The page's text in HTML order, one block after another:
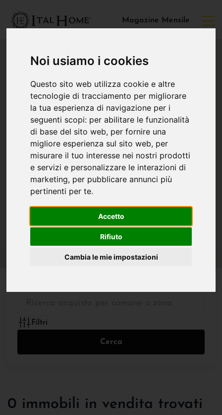
Noi usiamo i cookies
Questo sito web utilizza cookie e altre
tecnologie di tracciamento per migliorare
la tua esperienza di navigazione per i
seguenti scopi: per abilitare le funzionalità
di base del sito web, per fornire una
migliore esperienza sul sito web, per
misurare il tuo interesse nei nostri prodotti
e servizi e personalizzare le interazioni di
marketing, per pubblicare annunci più
pertinenti per te.
Accetto
Rifiuto
Cambia le mie impostazioni
Magazine Mensile
Filtri
Cerca
0 immobili in vendita trovati